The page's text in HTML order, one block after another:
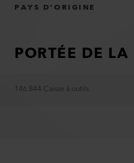
PAYS D'ORIGINE
PORTÉE DE
146.844 Caisse à outils